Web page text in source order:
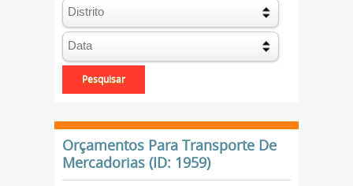
Orçamentos Para Transporte De
Mercadorias (ID: 1959)